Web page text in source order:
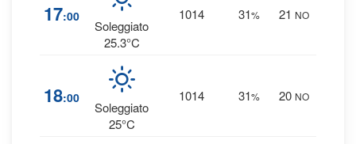
17:00
Soleggiato
25.3°C
1014 31% 21 NO
18:00
Soleggiato
25°C
1014 31% 20 NO